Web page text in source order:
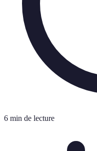
6 min de lecture